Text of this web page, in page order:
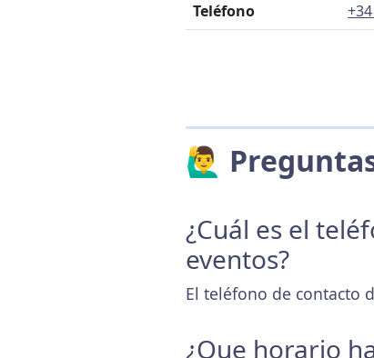
Teléfono
🙋‍♂️
¿Cuál es el
eventos?
El teléfono de contacto
¿Que horario